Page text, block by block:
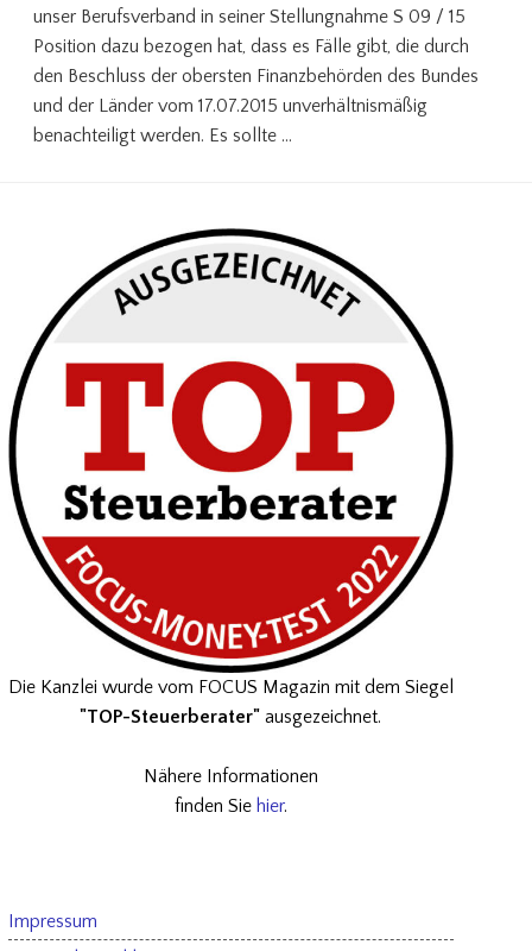
unser Berufsverband in seiner Stellungnahme S 09 / 15
Position dazu bezogen hat, dass es Fälle gibt, die durch
den Beschluss der obersten Finanzbehörden des Bundes
und der Länder vom 17.07.2015 unverhältnismäßig
benachteiligt werden. Es sollte …
Die Kanzlei wurde vom FOCUS Magazin mit dem Siegel
"TOP-Steuerberater" ausgezeichnet.
Nähere Informationen
finden Sie hier.
Impressum